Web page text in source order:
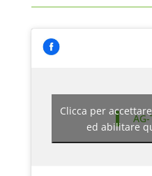
Clicca per
ed abilitare